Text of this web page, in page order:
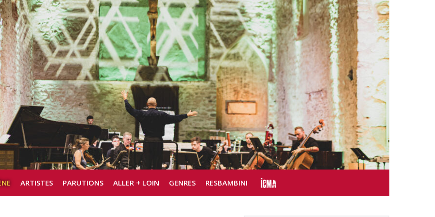
ARTISTES PARUTIONS ALLER + LOIN GENRES RESBAMBINI